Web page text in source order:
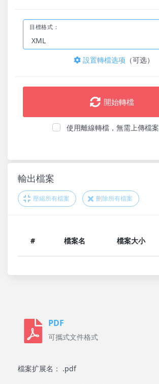
目標格式：
設置轉檔选项 （可选）
開始轉檔
使用離線轉檔，無需上傳檔案
輸出檔案
壓縮所有檔案 刪除所有檔案
# 檔案名 檔案大小
PDF
可攜式文件格式
檔案扩展名： .pdf